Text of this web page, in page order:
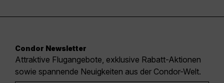
Condor Newsletter
Attraktive Flugangebote, exklusive Rabatt-Aktionen
sowie spannende Neuigkeiten aus der Condor-Welt.